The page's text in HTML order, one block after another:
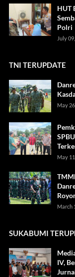
HUT
Polri
July
TNI TERUPDATE
May
May
March
SUKABUMI
IV,